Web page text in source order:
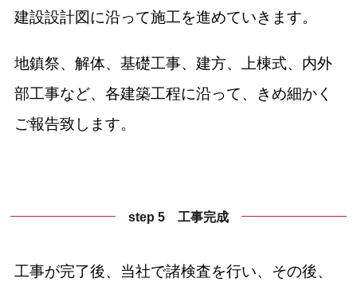
建設設計図に沿って施工を進めていきます。
地鎮祭、解体、基礎工事、建方、上棟式、内外
部工事など、各建築工程に沿って、きめ細かく
ご報告致します。
step 5 工事完成
工事が完了後、当社で諸検査を行い、その後、